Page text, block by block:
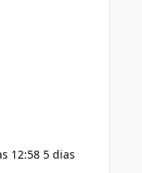
12:58 5 dias